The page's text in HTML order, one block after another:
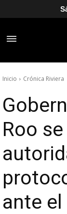
Inicio Crónica Riviera
Roo
ante